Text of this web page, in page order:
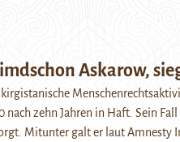
Askarow,
kirgistanische
nach zehn Jahren in Haft. Sein
Mitunter galt er laut Amnesty